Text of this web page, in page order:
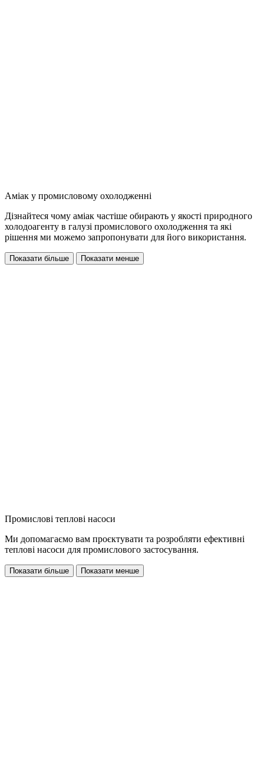
Аміак у промисловому охолодженні
Дізнайтеся чому аміак частіше обирають у якості природного
холодоагенту в галузі промислового охолодження та які
рішення ми можемо запропонувати для його використання.
Показати більше Показати менше
Промислові теплові насоси
Ми допомагаємо вам проєктувати та розробляти ефективні
теплові насоси для промислового застосування.
Показати більше Показати менше